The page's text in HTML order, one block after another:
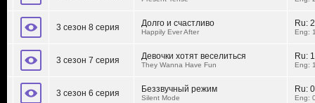
3 сезон 8 серия Долго и счастливо
Happily Ever After
Ru:
Eng:
3 сезон 7 серия Девочки хотят веселиться
They Wanna Have Fun
Ru:
Eng:
3 сезон 6 серия Беззвучный режим
Silent Mode
Ru:
Eng: